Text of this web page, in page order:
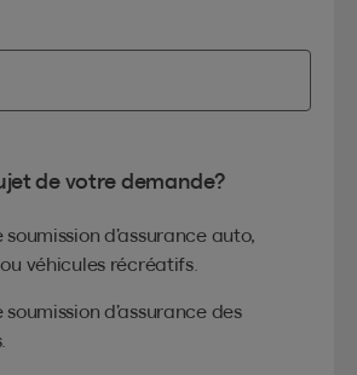
de votre demande?
soumission d’assurance auto,
véhicules récréatifs.
soumission d’assurance des